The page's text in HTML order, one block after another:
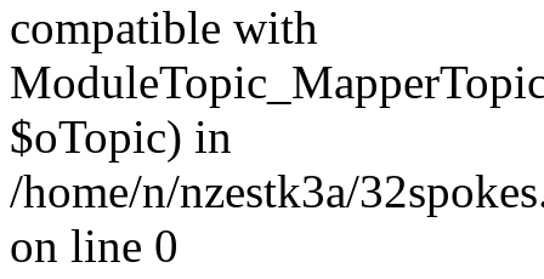
compatible with
$oTopic) in
/home/n/nzestk3a/
on line 0